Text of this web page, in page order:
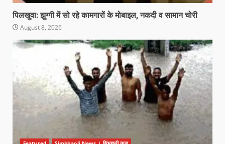
पिलखुवा: झुग्गी में सो रहे कामगारों के मोबाइल, नकदी व सामान चोरी
August 8, 2026